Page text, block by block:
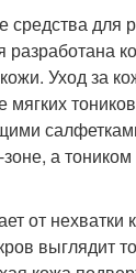
средства для
разработана
Уход за
мягких
а
от нехватки
выглядит